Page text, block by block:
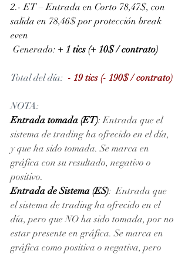
2.- ET – Entrada en Corto 78,47$, con
salida en 78,46$ por protección break
even
Generado: + 1 tics (+ 10$ / contrato)
Total del día: - 19 tics (- 190$ / contrato)
NOTA:
Entrada tomada (ET): Entrada que el
sistema de trading ha ofrecido en el día,
y que ha sido tomada. Se marca en
gráfica con su resultado, negativo o
positivo.
Entrada de Sistema (ES):  Entrada que
el sistema de trading ha ofrecido en el
día, pero que NO ha sido tomada, por no
estar presente en gráfica. Se marca en
gráfica como positiva o negativa, pero